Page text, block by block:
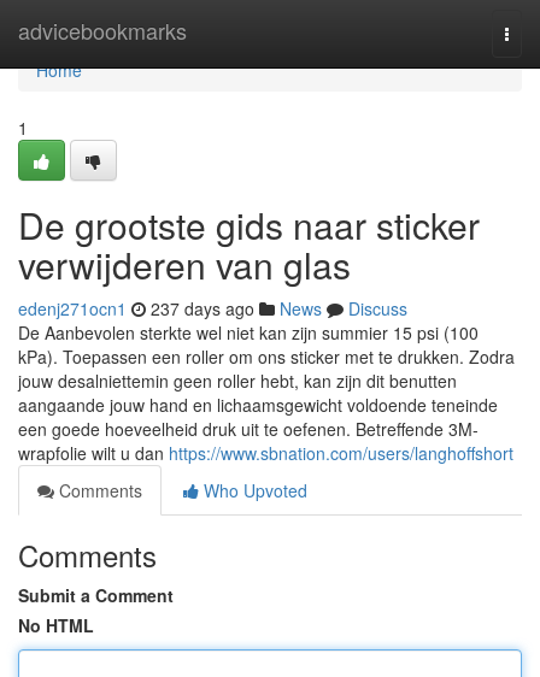
advicebookmarks
Home
Home
1
De grootste gids naar sticker
verwijderen van glas
edenj271ocn1 237 days ago News
Discuss
De Aanbevolen sterkte wel niet kan zijn summier 15 psi (100
kPa). Toepassen een roller om ons sticker met te drukken. Zodra
jouw desalniettemin geen roller hebt, kan zijn dit benutten
aangaande jouw hand en lichaamsgewicht voldoende teneinde
een goede hoeveelheid druk uit te oefenen. Betreffende 3M-
wrapfolie wilt u dan https://www.sbnation.com/users/langhoffshort
Comments
Who Upvoted
Comments
Submit a Comment
No HTML